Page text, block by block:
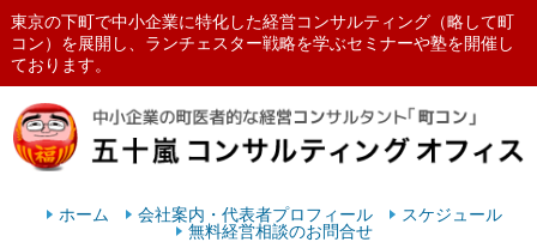
東京の下町で中小企業に特化した経営コンサルティング（略して町
コン）を展開し、ランチェスター戦略を学ぶセミナーや塾を開催し
ております。
ランチェスターの法則を学ぶなら
ホーム 会社案内・代表者プロフィール
スケジュール
無料経営相談のお問合せ